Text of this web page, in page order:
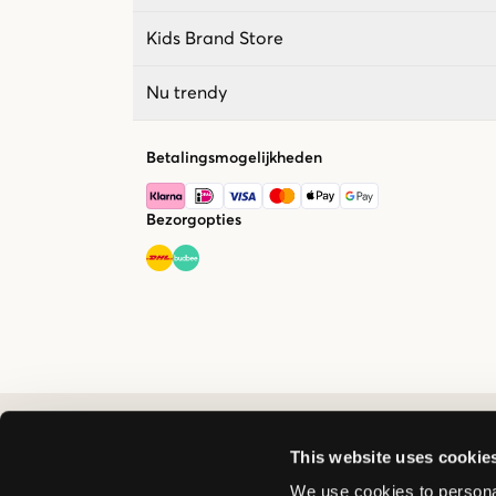
This website uses
We use cookies to
Kids Brand Store
Nu trendy
Betalingsmogelijkheden
Bezorgopties